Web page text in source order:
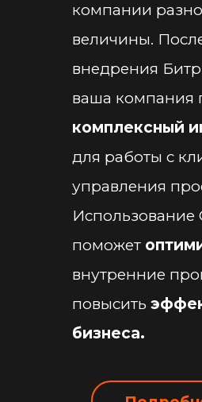
компании
величины.
внедрения
ваша компания
комплексный
для работы с
управления
Использование
поможет
внутренние
повысить
бизнеса.